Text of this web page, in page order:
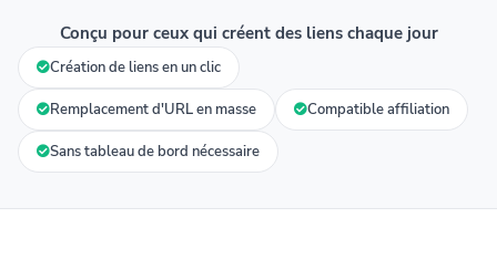
Conçu pour ceux qui créent des liens chaque jour
Création de liens en un clic
Remplacement d'URL en masse Compatible affiliation
Sans tableau de bord nécessaire